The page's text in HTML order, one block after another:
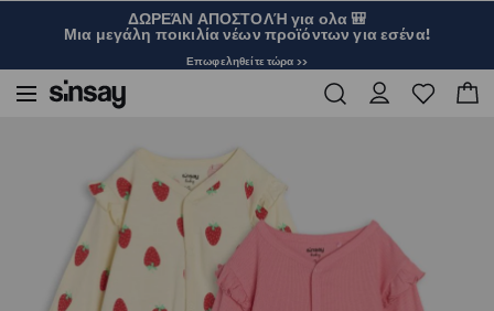
ΔΩΡΕΆΝ ΑΠΟΣΤΟΛΉ για ολα 🎒
Μια μεγάλη ποικιλία νέων προϊόντων για εσένα!
Επωφεληθείτε τώρα >>